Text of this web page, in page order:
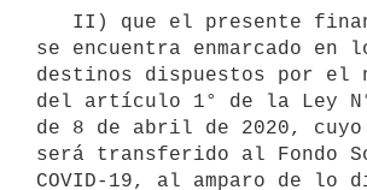
se encuentra enmarcado en
destinos dispuestos por el
del artículo 1° de la Ley
de 8 de abril de 2020, cuyo
será transferido al Fondo
COVID-19, al amparo de lo